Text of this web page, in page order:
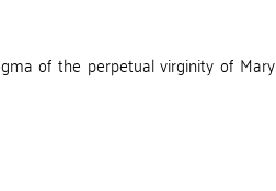
of the perpetual virginity of Mary